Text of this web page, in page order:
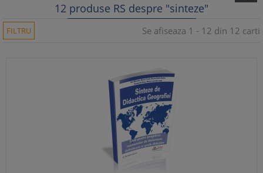
12 produse RS despre "sinteze"
FILTRU Se afiseaza 1 - 12 din 12 carti